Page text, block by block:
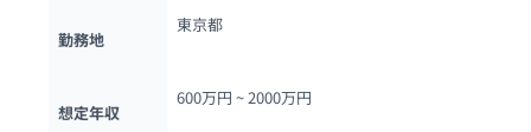
勤務地
東京都
想定年収
600万円 ~ 2000万円